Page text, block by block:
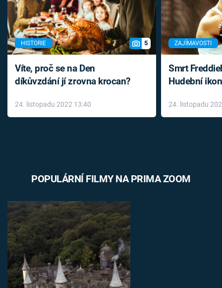
HISTORIE 5
Víte, proč se na Den
díkůvzdání jí zrovna krocan?
24. listopadu 2022 13:40
ZAJÍMAVOSTI
Smrt
Hudební
léky
24. listopadu
POPULÁRNÍ FILMY NA PRIMA ZOOM